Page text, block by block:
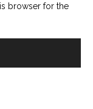
browser for the